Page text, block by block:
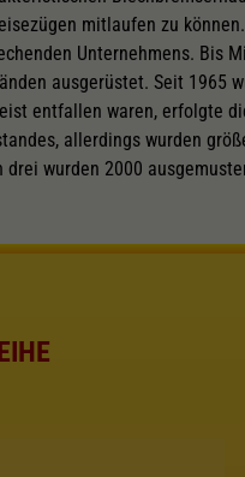
mitlaufen zu
Unternehmens. Bis
ausgerüstet. Seit 1965
entfallen waren, erfolgte
allerdings wurden
wurden 2000